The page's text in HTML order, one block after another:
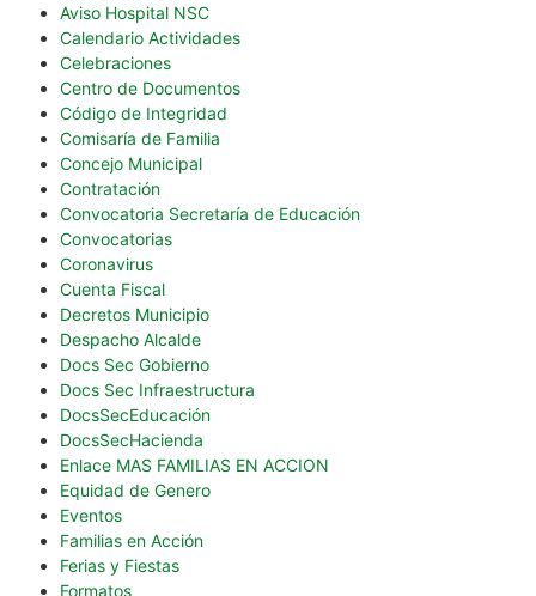
Aviso Hospital NSC
Calendario Actividades
Celebraciones
Centro de Documentos
Código de Integridad
Comisaría de Familia
Concejo Municipal
Contratación
Convocatoria Secretaría de Educación
Convocatorias
Coronavirus
Cuenta Fiscal
Decretos Municipio
Despacho Alcalde
Docs Sec Gobierno
Docs Sec Infraestructura
DocsSecEducación
DocsSecHacienda
Enlace MAS FAMILIAS EN ACCION
Equidad de Genero
Eventos
Familias en Acción
Ferias y Fiestas
Formatos